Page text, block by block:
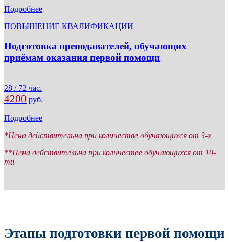
Подробнее
ПОВЫШЕНИЕ КВАЛИФИКАЦИИ
Подготовка преподавателей, обучающих
приёмам оказания первой помощи
28 / 72 час.
4200 руб.
Подробнее
*Цена действительна при количестве обучающихся от 3-х
**Цена действительна при количестве обучающихся от 10-
ти
Этапы подготовки первой помощи